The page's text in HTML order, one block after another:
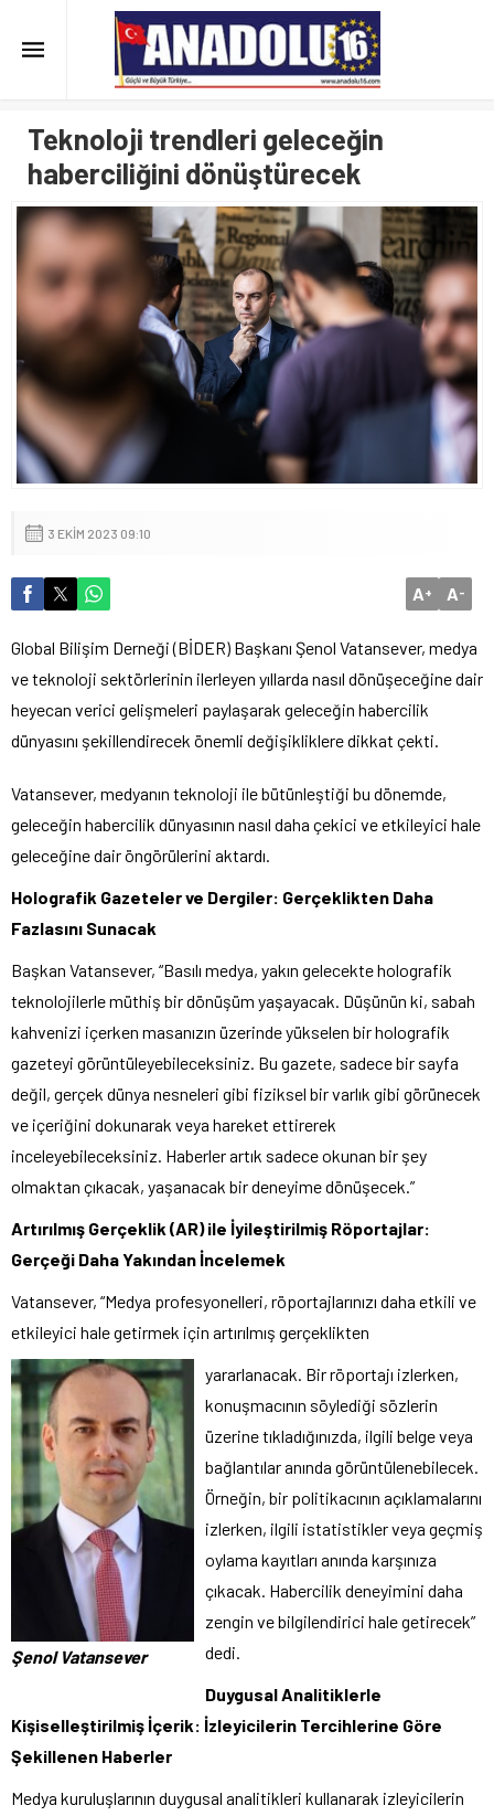
Teknoloji trendleri geleceğin
haberciliğini dönüştürecek
3 EKIM 2023 09:10
A+ A-
Global Bilişim Derneği (BİDER) Başkanı Şenol Vatansever, medya
ve teknoloji sektörlerinin ilerleyen yıllarda nasıl dönüşeceğine dair
heyecan verici gelişmeleri paylaşarak geleceğin habercilik
dünyasını şekillendirecek önemli değişikliklere dikkat çekti.
Vatansever, medyanın teknoloji ile bütünleştiği bu dönemde,
geleceğin habercilik dünyasının nasıl daha çekici ve etkileyici hale
geleceğine dair öngörülerini aktardı.
Holografik Gazeteler ve Dergiler: Gerçeklikten Daha
Fazlasını Sunacak
Başkan Vatansever, “Basılı medya, yakın gelecekte holografik
teknolojilerle müthiş bir dönüşüm yaşayacak. Düşünün ki, sabah
kahvenizi içerken masanızın üzerinde yükselen bir holografik
gazeteyi görüntüleyebileceksiniz. Bu gazete, sadece bir sayfa
değil, gerçek dünya nesneleri gibi fiziksel bir varlık gibi görünecek
ve içeriğini dokunarak veya hareket ettirerek
inceleyebileceksiniz. Haberler artık sadece okunan bir şey
olmaktan çıkacak, yaşanacak bir deneyime dönüşecek.”
Artırılmış Gerçeklik (AR) ile İyileştirilmiş Röportajlar:
Gerçeği Daha Yakından İncelemek
Vatansever, “Medya profesyonelleri, röportajlarınızı daha etkili ve
etkileyici hale getirmek için artırılmış gerçeklikten
Şenol Vatansever
yararlanacak. Bir röportajı izlerken,
konuşmacının söylediği sözlerin
üzerine tıkladığınızda, ilgili belge veya
bağlantılar anında görüntülenebilecek.
Örneğin, bir politikacının açıklamalarını
izlerken, ilgili istatistikler veya geçmiş
oylama kayıtları anında karşınıza
çıkacak. Habercilik deneyimini daha
zengin ve bilgilendirici hale getirecek”
dedi.
Duygusal Analitiklerle
Kişiselleştirilmiş İçerik: İzleyicilerin Tercihlerine Göre
Şekillenen Haberler
Medya kuruluşlarının duygusal analitikleri kullanarak izleyicilerin